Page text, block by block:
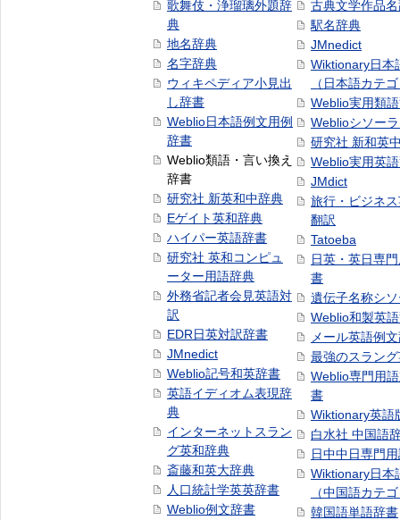
歌舞伎・浄瑠璃外題辞
典
地名辞典
名字辞典
ウィキペディア小見出
し辞書
Weblio日本語例文用例
辞書
Weblio類語・言い換え
辞書
研究社 新英和中辞典
Eゲイト英和辞典
ハイパー英語辞書
研究社 英和コンピュ
ーター用語辞典
外務省記者会見英語対
訳
EDR日英対訳辞書
JMnedict
Weblio記号和英辞書
英語イディオム表現辞
典
インターネットスラン
グ英和辞典
斎藤和英大辞典
人口統計学英英辞書
Weblio例文辞書
古典文学作品
駅名辞典
JMnedict
Wiktionary日本
（日本語カテ
Weblio実用類
Weblioシソー
研究社 新和英
Weblio実用英
JMdict
旅行・ビジネ
翻訳
Tatoeba
日英・英日専
書
遺伝子名称シ
Weblio和製英
メール英語例
最強のスラン
Weblio専門用
書
Wiktionary英語
白水社 中国語
日中中日専門
Wiktionary日本
（中国語カテ
韓国語単語辞書